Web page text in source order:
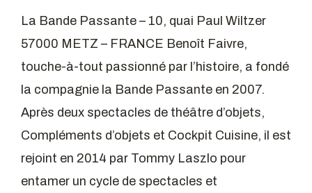
La Bande Passante – 10, quai Paul Wiltzer
57000 METZ – FRANCE Benoît Faivre,
touche-à-tout passionné par l’histoire, a fondé
la compagnie la Bande Passante en 2007.
Après deux spectacles de théâtre d’objets,
Compléments d’objets et Cockpit Cuisine, il est
rejoint en 2014 par Tommy Laszlo pour
entamer un cycle de spectacles et